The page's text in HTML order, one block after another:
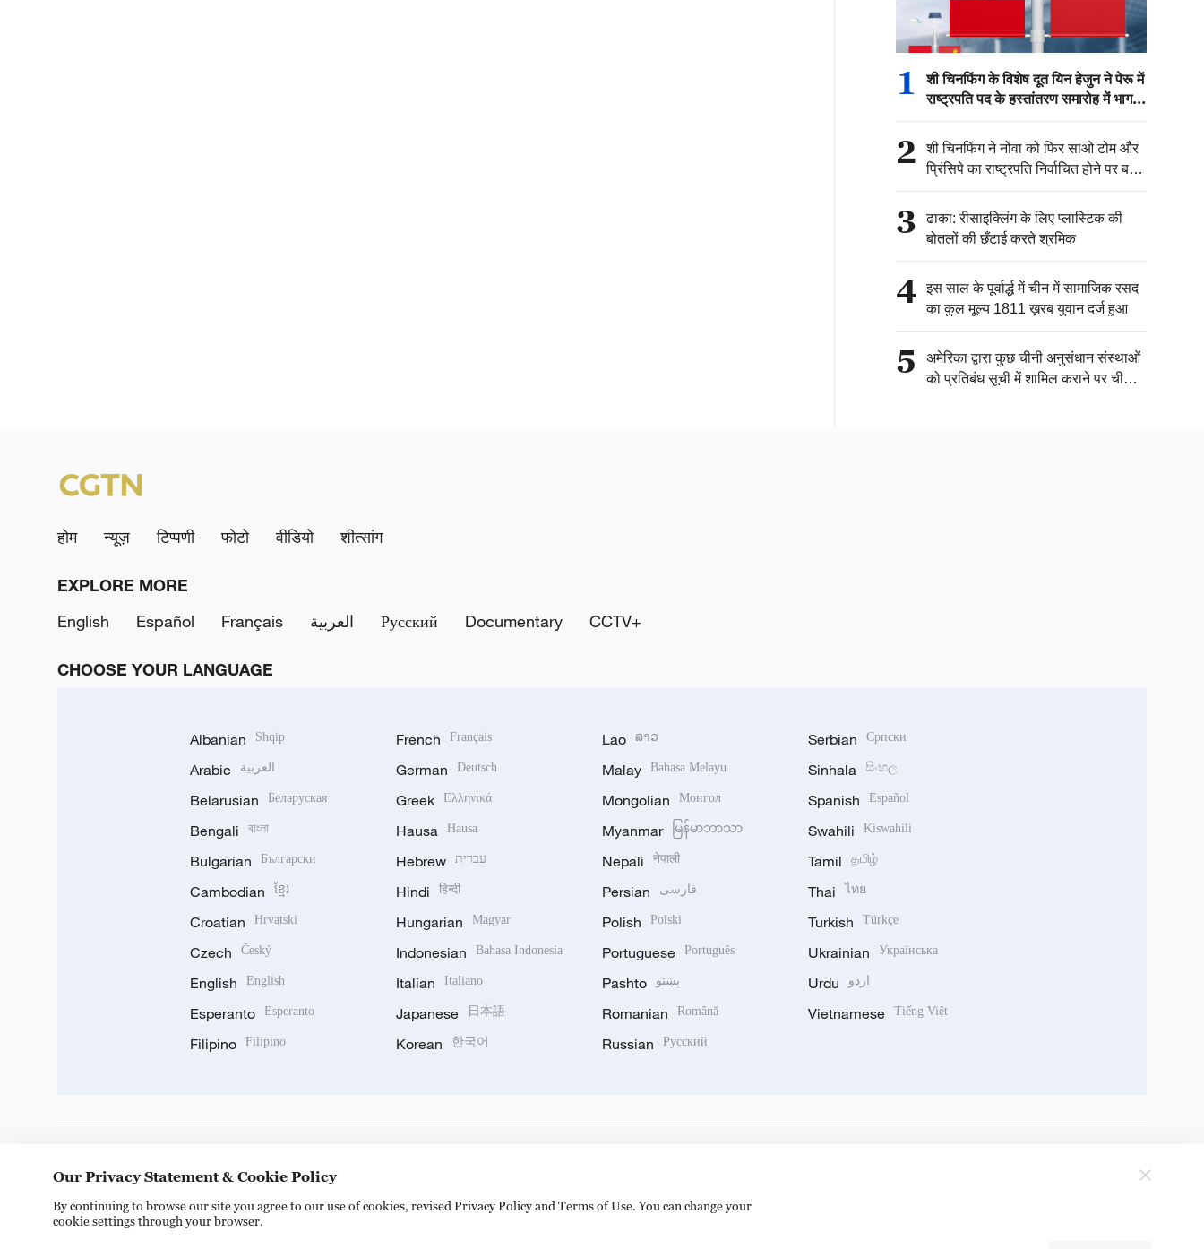
1
शी चिनफिंग के विशेष दूत यिन हेजुन ने पेरू में
राष्ट्रपति पद के हस्तांतरण समारोह में भाग
लिया
2
शी चिनफिंग ने नोवा को फिर साओ टोम और
प्रिंसिपे का राष्ट्रपति निर्वाचित होने पर बधाई
दी
3
ढाका: रीसाइक्लिंग के लिए प्लास्टिक की
बोतलों की छँटाई करते श्रमिक
4
इस साल के पूर्वार्द्ध में चीन में सामाजिक रसद
का कुल मूल्य 1811 ख़रब युवान दर्ज हुआ
5
अमेरिका द्वारा कुछ चीनी अनुसंधान संस्थाओं
को प्रतिबंध सूची में शामिल कराने पर चीनी
होम न्यूज़ टिप्पणी फोटो वीडियो शीत्सांग
EXPLORE MORE
English
Español Français العربية Русский Documentary CCTV+
CHOOSE YOUR LANGUAGE
Albanian Shqip
Arabic العربية
Belarusian Беларуская
Bengali বাংলা
Bulgarian Български
Cambodian ខ្មែរ
Croatian Hrvatski
Czech Český
English English
Esperanto Esperanto
Filipino Filipino
French Français
German Deutsch
Greek Ελληνικά
Hausa Hausa
Hebrew עברית
Hindi हिन्दी
Hungarian Magyar
Indonesian Bahasa Indonesia
Italian Italiano
Japanese 日本語
Korean 한국어
Lao ລາວ
Malay Bahasa Melayu
Mongolian Монгол
Myanmar မြန်မာဘာသာ
Nepali नेपाली
Persian فارسی
Polish Polski
Portuguese Português
Pashto پښتو
Romanian Română
Russian Русский
Serbian Српски
Sinhala සිංහල
Spanish Español
Swahili Kiswahili
Tamil தமிழ்
Thai ไทย
Turkish Türkçe
Ukrainian Українська
Urdu اردو
Vietnamese Tiếng Việt
Our Privacy Statement & Cookie Policy
By continuing to browse our site you agree to our use of cookies, revised Privacy Policy and Terms of Use. You can change your
cookie settings through your browser.